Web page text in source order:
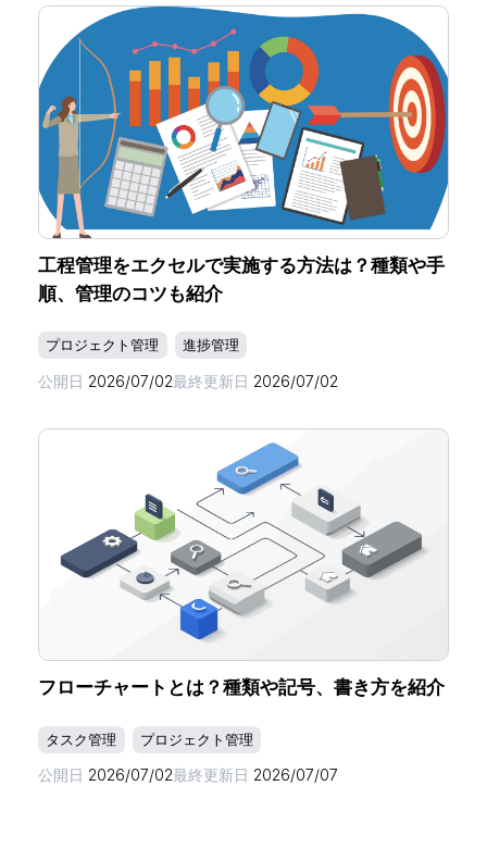
工程管理をエクセルで実施する方法は？種類や手
順、管理のコツも紹介
プロジェクト管理 進捗管理
公開日 2026/07/02最終更新日 2026/07/02
フローチャートとは？種類や記号、書き方を紹介
タスク管理 プロジェクト管理
公開日 2026/07/02最終更新日 2026/07/07